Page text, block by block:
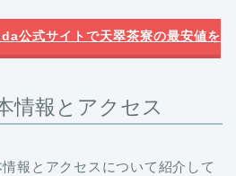
公式サイトで天翠茶寮の最安値を
情報とアクセス
報とアクセスについて紹介して